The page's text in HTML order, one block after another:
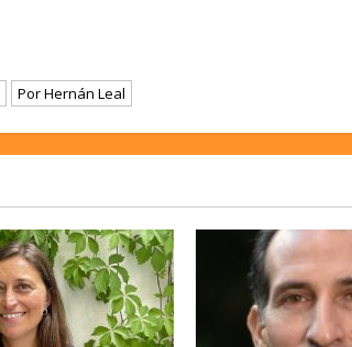
Por Hernán Leal